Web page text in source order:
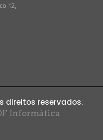
12,
direitos reservados.
Informática